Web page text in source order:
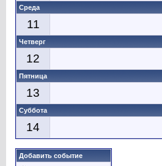
Среда
11
Четверг
12
Пятница
13
Суббота
14
Добавить событие